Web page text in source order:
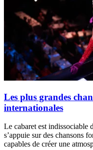
Les plus grandes
internationales
Le cabaret est indissociable
s’appuie sur des chansons
capables de créer une